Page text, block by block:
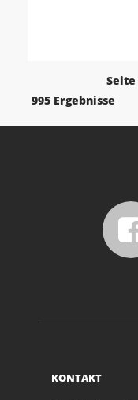
Seite
995 Ergebnisse
KONTAKT